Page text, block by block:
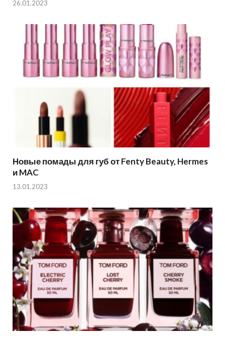
26.01.2023
Новые помады для губ от Fenty Beauty, Hermes
и MAC
13.01.2023